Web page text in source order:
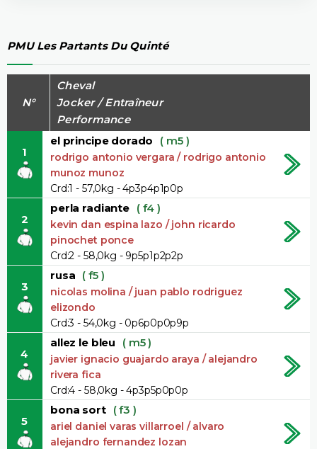
PMU Les Partants Du Quinté
N°
Cheval
Jocker / Entraîneur
Performance
1
el principe dorado ( m5 )
rodrigo antonio vergara / rodrigo antonio
munoz munoz
Crd:1 - 57,0kg - 4p3p4p1p0p
2
perla radiante ( f4 )
kevin dan espina lazo / john ricardo
pinochet ponce
Crd:2 - 58,0kg - 9p5p1p2p2p
3
rusa ( f5 )
nicolas molina / juan pablo rodriguez
elizondo
Crd:3 - 54,0kg - 0p6p0p0p9p
4
allez le bleu ( m5 )
javier ignacio guajardo araya / alejandro
rivera fica
Crd:4 - 58,0kg - 4p3p5p0p0p
5
bona sort ( f3 )
ariel daniel varas villarroel / alvaro
alejandro fernandez lozan